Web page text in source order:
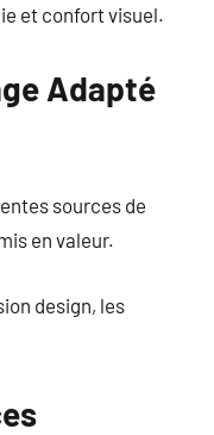
et confort visuel.
Adapté
sources de
en valeur.
design, les